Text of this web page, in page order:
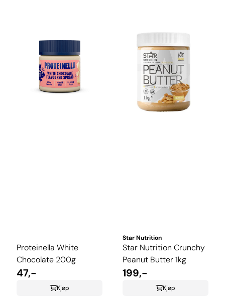
Proteinella White
Chocolate 200g
47,-
Kjøp
Star Nutrition
Star Nutrition Crunchy
Peanut Butter 1kg
199,-
Kjøp